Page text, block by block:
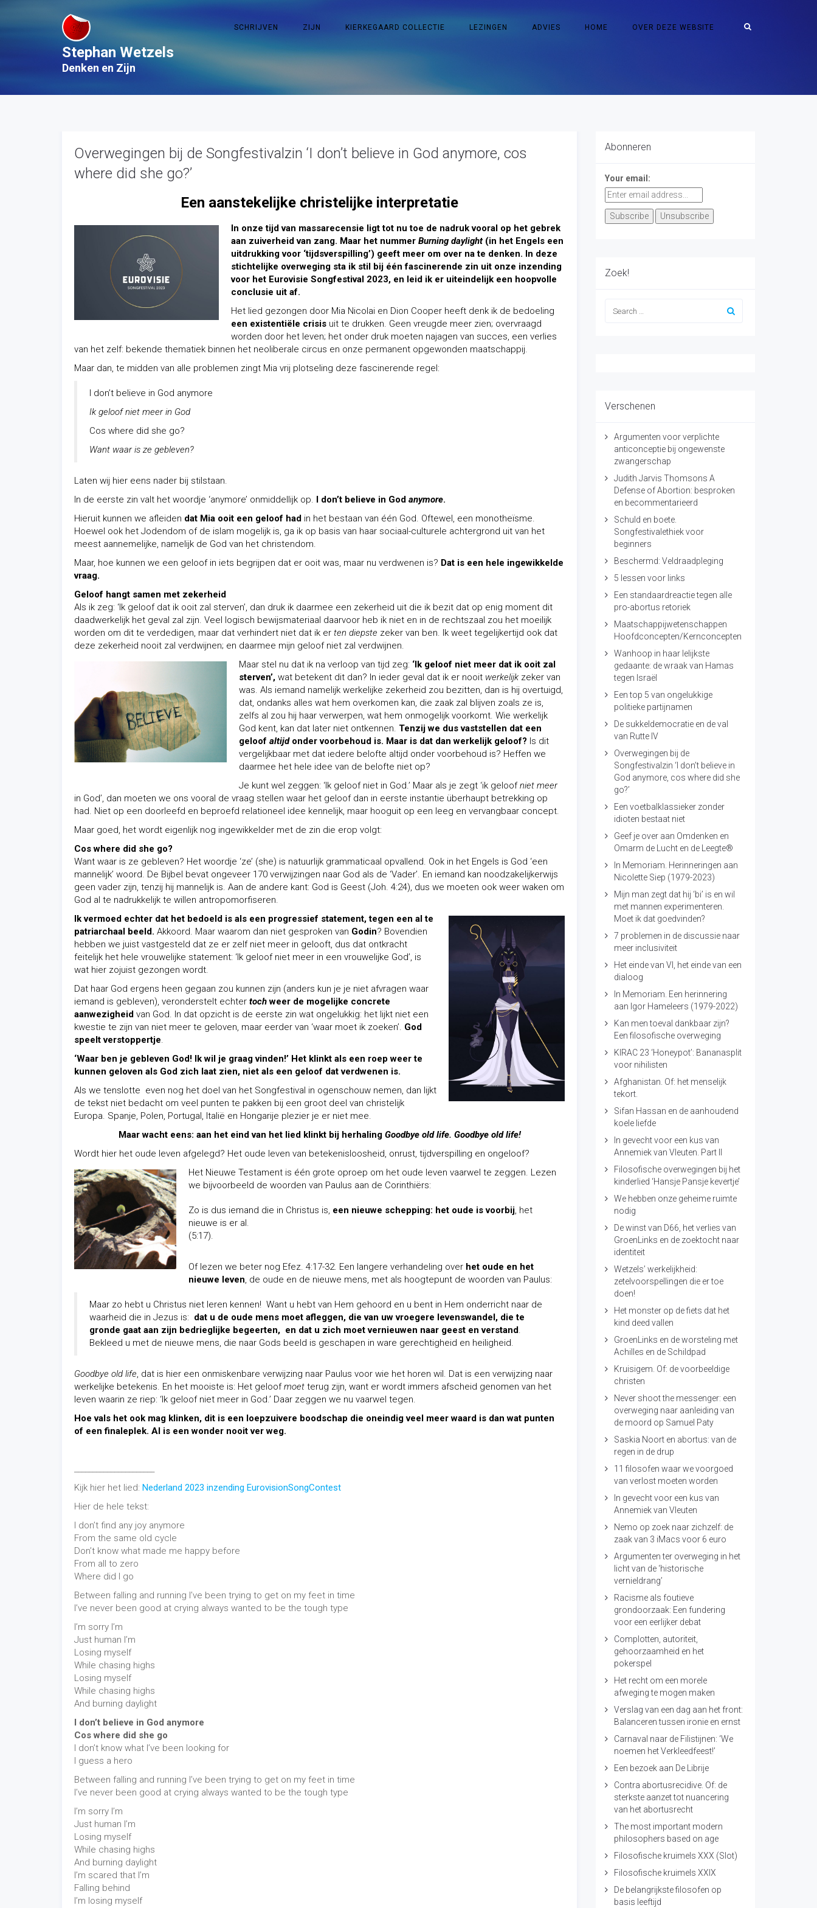
SCHRIJVEN ZIJN KIERKEGAARD COLLECTIE LEZINGEN ADVIES HOME OVER DEZE WEBSITE
Stephan Wetzels
Denken en Zijn
Overwegingen bij de Songfestivalzin ‘I don’t believe in God anymore, cos
where did she go?’
Een aanstekelijke christelijke interpretatie
In onze tijd van massarecensie ligt tot nu toe de nadruk vooral op het gebrek
aan zuiverheid van zang. Maar het nummer Burning daylight(in het Engels een
uitdrukking voor ‘tijdsverspilling’) geeft meer om over na te denken. In deze
stichtelijke overweging sta ik stil bij één fascinerende zin uit onze inzending
voor het Eurovisie Songfestival 2023, en leid ik er uiteindelijk een hoopvolle
conclusie uit af.
Het lied gezongen door Mia Nicolai en Dion Cooper heeft denk ik de bedoeling
een existentiële crisis uit te drukken. Geen vreugde meer zien; overvraagd
worden door het leven; het onder druk moeten najagen van succes, een verlies
van het zelf: bekende thematiek binnen het neoliberale circus en onze permanent opgewonden maatschappij.
Maar dan, te midden van alle problemen zingt Mia vrij plotseling deze fascinerende regel:
I don’t believe in God anymore
Ik geloof niet meer in God
Cos where did she go?
Want waar is ze gebleven?
Laten wij hier eens nader bij stilstaan.
In de eerste zin valt het woordje ‘anymore’ onmiddellijk op. I don’t believe in God anymore.
Hieruit kunnen we afleiden dat Mia ooit een geloof had in het bestaan van één God. Oftewel, een monotheïsme.
Hoewel ook het Jodendom of de islam mogelijk is, ga ik op basis van haar sociaal-culturele achtergrond uit van het
meest aannemelijke, namelijk de God van het christendom.
Maar, hoe kunnen we een geloof in iets begrijpen dat er ooit was, maar nu verdwenen is? Dat is een hele ingewikkelde
vraag.
Geloof hangt samen met zekerheid
Als ik zeg: ‘Ik geloof dat ik ooit zal sterven’, dan druk ik daarmee een zekerheid uit die ik bezit dat op enig moment dit
daadwerkelijk het geval zal zijn. Veel logisch bewijsmateriaal daarvoor heb ik niet en in de rechtszaal zou het moeilijk
worden om dit te verdedigen, maar dat verhindert niet dat ik er ten diepste zeker van ben. Ik weet tegelijkertijd ook dat
deze zekerheid nooit zal verdwijnen; en daarmee mijn geloof niet zal verdwijnen.
Maar stel nu dat ik na verloop van tijd zeg: ‘Ik geloof niet meer dat ik ooit zal
sterven’, wat betekent dit dan? In ieder geval dat ik er nooit werkelijk zeker van
was. Als iemand namelijk werkelijke zekerheid zou bezitten, dan is hij overtuigd,
dat, ondanks alles wat hem overkomen kan, die zaak zal blijven zoals ze is,
zelfs al zou hij haar verwerpen, wat hem onmogelijk voorkomt. Wie werkelijk
God kent, kan dat later niet ontkennen. Tenzij we dus vaststellen dat een
geloof altijdonder voorbehoud is. Maar is dat dan werkelijk geloof? Is dit
vergelijkbaar met dat iedere belofte altijd onder voorbehoud is? Heffen we
daarmee het hele idee van de belofte niet op?
Je kunt wel zeggen: ‘Ik geloof niet in God.’ Maar als je zegt ‘ik geloofniet meer
in God’, dan moeten we ons vooral de vraag stellen waar het geloof dan in eerste instantie überhaupt betrekking op
had. Niet op een doorleefd en beproefd relationeel idee kennelijk, maar hooguit op een leeg en vervangbaar concept.
Maar goed, het wordt eigenlijk nog ingewikkelder met de zin die erop volgt:
Cos where did she go?
Want waar is ze gebleven? Het woordje ‘ze’ (she) is natuurlijk grammaticaal opvallend. Ook in het Engels is God ‘een
mannelijk’ woord. De Bijbel bevat ongeveer 170 verwijzingen naar God als de ‘Vader’. En iemand kan noodzakelijkerwijs
geen vader zijn, tenzij hij mannelijk is. Aan de andere kant: God is Geest (Joh. 4:24), dus we moeten ook weer waken om
God al te nadrukkelijk te willen antropomorfiseren.
Ik vermoed echter dat het bedoeld is als een progressief statement, tegen een al te
patriarchaal beeld. Akkoord. Maar waarom dan niet gesproken van Godin? Bovendien
hebben we juist vastgesteld dat ze er zelf niet meer in gelooft, dus dat ontkracht
feitelijk het hele vrouwelijke statement: ‘Ik geloof niet meer in een vrouwelijke God’, is
wat hier zojuist gezongen wordt.
Dat haar God ergens heen gegaan zou kunnen zijn (anders kun je je niet afvragen waar
iemand is gebleven), veronderstelt echter tochweer de mogelijke concrete
aanwezigheid van God. In dat opzicht is de eerste zin wat ongelukkig: het lijkt niet een
kwestie te zijn van niet meer te geloven, maar eerder van ‘waar moet ik zoeken’. God
speelt verstoppertje.
‘Waar ben je gebleven God! Ik wil je graag vinden!’ Het klinkt als een roep weer te
kunnen geloven als God zich laat zien, niet als een geloof dat verdwenen is.
Als we tenslotte even nog het doel van het Songfestival in ogenschouw nemen, dan lijkt
de tekst niet bedacht om veel punten te pakken bij een groot deel van christelijk
Europa. Spanje, Polen, Portugal, Italië en Hongarije plezier je er niet mee.
Maar wacht eens: aan het eind van het lied klinkt bij herhaling Goodbye old life. Goodbye old life!
Wordt hier het oude leven afgelegd? Het oude leven van betekenisloosheid, onrust, tijdverspilling en ongeloof?
Het Nieuwe Testament is één grote oproep om het oude leven vaarwel te zeggen. Lezen
we bijvoorbeeld de woorden van Paulus aan de Corinthiërs:
Zo is dus iemand die in Christus is, een nieuwe schepping: het oude is voorbij, het
nieuwe is er al.
(5:17).
Of lezen we beter nog Efez. 4:17-32. Een langere verhandeling over het oude en het
nieuwe leven, de oude en de nieuwe mens, met als hoogtepunt de woorden van Paulus:
Maar zo hebt u Christus niet leren kennen! Want u hebt van Hem gehoord en u bent in Hem onderricht naar de
waarheid die in Jezus is: dat u de oude mens moet afleggen, die van uw vroegere levenswandel, die te
gronde gaat aan zijn bedrieglijke begeerten, en dat u zich moet vernieuwen naar geest en verstand.
Bekleed u met de nieuwe mens, die naar Gods beeld is geschapen in ware gerechtigheid en heiligheid.
Goodbye old life, dat is hier een onmiskenbare verwijzing naar Paulus voor wie het horen wil. Dat is een verwijzing naar
werkelijke betekenis. En het mooiste is: Het geloofmoet terug zijn, want er wordt immers afscheid genomen van het
leven waarin ze riep: ‘Ik geloof niet meer in God.’ Daar zeggen we nu vaarwel tegen.
Hoe vals het ook mag klinken, dit is een loepzuivere boodschap die oneindig veel meer waard is dan wat punten
of een finaleplek. Al is een wonder nooit ver weg.
Kijk hier het lied: Nederland 2023 inzending EurovisionSongContest
Hier de hele tekst:
I don’t find any joy anymore
From the same old cycle
Don’t know what made me happy before
From all to zero
Where did I go
Between falling and running I’ve been trying to get on my feet in time
I’ve never been good at crying always wanted to be the tough type
I’m sorry I’m
Just human I’m
Losing myself
While chasing highs
Losing myself
While chasing highs
And burning daylight
I don’t believe in God anymore
Cos where did she go
I don’t know what I’ve been looking for
I guess a hero
Between falling and running I’ve been trying to get on my feet in time
I’ve never been good at crying always wanted to be the tough type
I’m sorry I’m
Just human I’m
Losing myself
While chasing highs
And burning daylight
I’m scared that I’m
Falling behind
I’m losing myself
Abonneren
Your email:
Zoek!
Verschenen
Argumenten voor verplichte
anticonceptie bij ongewenste
zwangerschap
Judith Jarvis Thomsons A
Defense of Abortion: besproken
en becommentarieerd
Schuld en boete.
Songfestivalethiek voor
beginners
Beschermd: Veldraadpleging
5 lessen voor links
Een standaardreactie tegen alle
pro-abortus retoriek
Maatschappijwetenschappen
Hoofdconcepten/Kernconcepten
Wanhoop in haar lelijkste
gedaante: de wraak van Hamas
tegen Israël
Een top 5 van ongelukkige
politieke partijnamen
De sukkeldemocratie en de val
van Rutte IV
Overwegingen bij de
Songfestivalzin ‘I don’t believe in
God anymore, cos where did she
go?’
Een voetbalklassieker zonder
idioten bestaat niet
Geef je over aan Omdenken en
Omarm de Lucht en de Leegte®
In Memoriam. Herinneringen aan
Nicolette Siep (1979-2023)
Mijn man zegt dat hij ‘bi’ is en wil
met mannen experimenteren.
Moet ik dat goedvinden?
7 problemen in de discussie naar
meer inclusiviteit
Het einde van VI, het einde van een
dialoog
In Memoriam. Een herinnering
aan Igor Hameleers (1979-2022)
Kan men toeval dankbaar zijn?
Een filosofische overweging
KIRAC 23 ‘Honeypot’: Bananasplit
voor nihilisten
Afghanistan. Of: het menselijk
tekort.
Sifan Hassan en de aanhoudend
koele liefde
In gevecht voor een kus van
Annemiek van Vleuten. Part II
Filosofische overwegingen bij het
kinderlied ‘Hansje Pansje kevertje’
We hebben onze geheime ruimte
nodig
De winst van D66, het verlies van
GroenLinks en de zoektocht naar
identiteit
Wetzels’ werkelijkheid:
zetelvoorspellingen die er toe
doen!
Het monster op de fiets dat het
kind deed vallen
GroenLinks en de worsteling met
Achilles en de Schildpad
Kruisigem. Of: de voorbeeldige
christen
Never shoot the messenger: een
overweging naar aanleiding van
de moord op Samuel Paty
Saskia Noort en abortus: van de
regen in de drup
11 filosofen waar we voorgoed
van verlost moeten worden
In gevecht voor een kus van
Annemiek van Vleuten
Nemo op zoek naar zichzelf: de
zaak van 3 iMacs voor 6 euro
Argumenten ter overweging in het
licht van de ‘historische
vernieldrang’
Racisme als foutieve
grondoorzaak: Een fundering
voor een eerlijker debat
Complotten, autoriteit,
gehoorzaamheid en het
pokerspel
Het recht om een morele
afweging te mogen maken
Verslag van een dag aan het front:
Balanceren tussen ironie en ernst
Carnaval naar de Filistijnen: ‘We
noemen het Verkleedfeest!’
Een bezoek aan De Librije
Contra abortusrecidive. Of: de
sterkste aanzet tot nuancering
van het abortusrecht
The most important modern
philosophers based on age
Filosofische kruimels XXX (Slot)
Filosofische kruimels XXIX
De belangrijkste filosofen op
basis leeftijd